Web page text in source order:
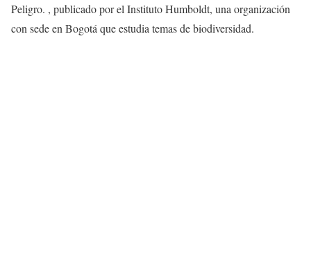
Peligro. , publicado por el Instituto Humboldt, una organización
con sede en Bogotá que estudia temas de biodiversidad.